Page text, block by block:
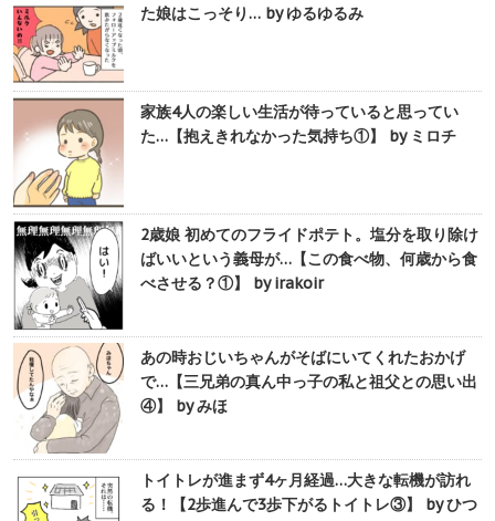
た娘はこっそり… by ゆるゆるみ
家族4人の楽しい生活が待っていると思ってい
た…【抱えきれなかった気持ち①】 by ミロチ
2歳娘 初めてのフライドポテト。塩分を取り除け
ばいいという義母が…【この食べ物、何歳から食
べさせる？①】 by irakoir
あの時おじいちゃんがそばにいてくれたおかげ
で…【三兄弟の真ん中っ子の私と祖父との思い出
④】 by みほ
トイトレが進まず4ヶ月経過…大きな転機が訪れ
る！【2歩進んで3歩下がるトイトレ③】 by ひつ